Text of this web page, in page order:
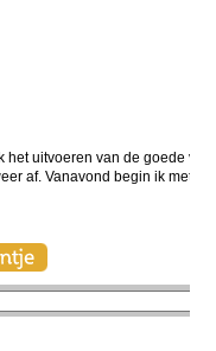
het uitvoeren van de goede
af. Vanavond begin ik met